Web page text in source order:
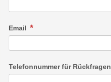
Email
Telefonnummer für Rückfragen